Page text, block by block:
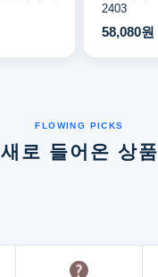
2403
58,080원
새로 들어온 상품